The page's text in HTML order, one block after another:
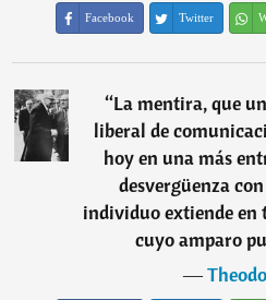
Facebook Twitter
“La mentira, que
liberal de
hoy en una más
desvergüenza
individuo extiende
cuyo amparo
―